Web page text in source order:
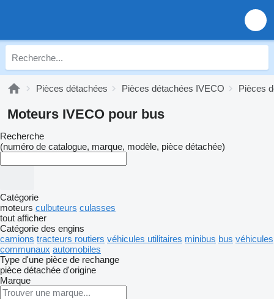
Pièces détachées Pièces détachées IVECO Pièces
Moteurs IVECO pour bus
Recherche
(numéro de catalogue, marque, modèle, pièce détachée)
Catégorie
moteurs culbuteurs culasses
tout afficher
Catégorie des engins
camions tracteurs routiers véhicules utilitaires minibus bus véhicules
communaux automobiles
Type d'une pièce de rechange
pièce détachée d'origine
Marque